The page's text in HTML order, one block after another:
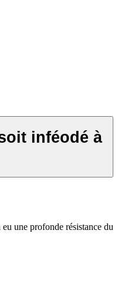
inféodé à
une profonde résistance du